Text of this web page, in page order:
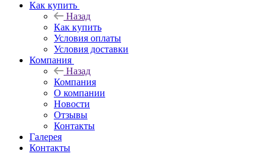
Как купить
Назад
Как купить
Условия оплаты
Условия доставки
Компания
Назад
Компания
О компании
Новости
Отзывы
Контакты
Галерея
Контакты